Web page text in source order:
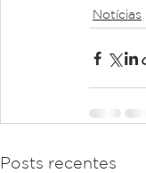
Notícias
Posts recentes